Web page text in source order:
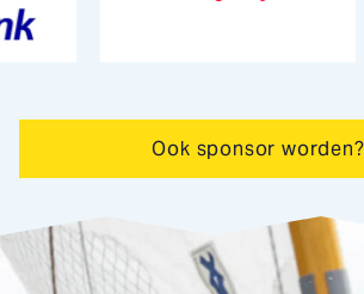
Ook sponsor worden?